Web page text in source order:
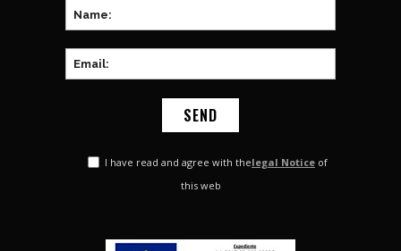
I have read and agree with thelegal Notice of
this web